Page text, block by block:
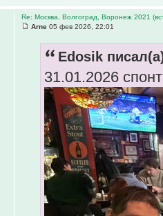
Re: Москва, Волгоград, Воронеж 2021
Arne 05 фев 2026, 22:01
Edosik
31.01.2026